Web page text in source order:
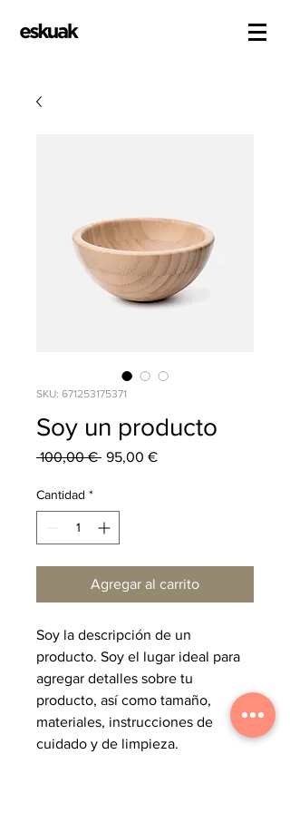
SKU: 671253175371
Soy un producto
100,00 € Precio
95,00 €Precio
Cantidad *
Agregar al carrito
Soy la descripción de un
producto. Soy el lugar ideal para
agregar detalles sobre tu
producto, así como tamaño,
materiales, instrucciones de
cuidado y de limpieza.